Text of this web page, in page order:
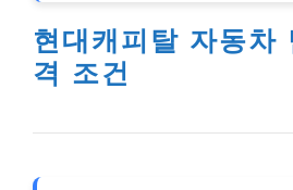
현대캐피탈 자동차
격 조건